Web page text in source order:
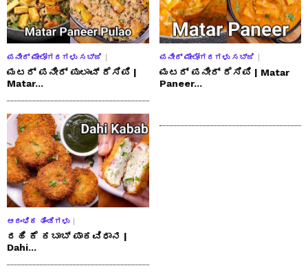
ಪನೀರ್ ಮೇಲೋಗರಗಳು ಸಬ್ಜಿ
ಮಟರ್ ಪನೀರ್ ಪುಲಾವ್ ರೆಸಿಪಿ |
Matar...
ಪನೀರ್ ಮೇಲೋಗರಗಳು ಸಬ್ಜಿ
ಮಟರ್ ಪನೀರ್ ರೆಸಿಪಿ | Matar
Paneer...
ಆರಂಭಿಕ ತಿಂಡಿಗಳು
ದಹಿ ಕೆ ಕಬಾಬ್ ಪಾಕವಿಧಾನ |
Dahi...